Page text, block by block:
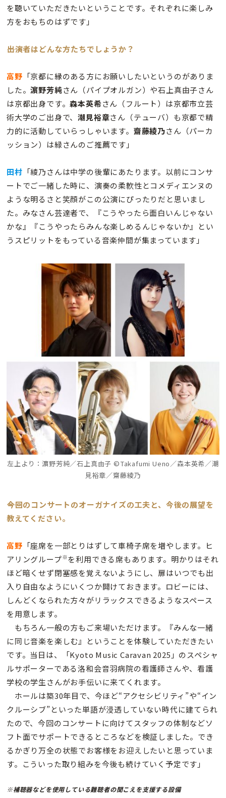
を聴いていただきたいということです。それぞれに楽しみ
方をおもちのはずです」
――出演者はどんな方たちでしょうか？
高野 「京都に縁のある方にお願いしたいというのがありま
した。濵野芳純さん（パイプオルガン）や石上真由子さん
は京都出身です。森本英希さん（フルート）は京都市立芸
術大学のご出身で、潮見裕章さん（テューバ）も京都で精
力的に活動していらっしゃいます。 齋藤綾乃さん（パーカ
ッション）は緑さんのご推薦です」
田村 「綾乃さんは中学の後輩にあたります。以前にコンサ
ートでご一緒した時に、演奏の柔軟性とコメディエンヌの
ような明るさと笑顔がこの公演にぴったりだと思いまし
た。みなさん芸達者で、『こうやったら面白いんじゃない
かな』『こうやったらみんな楽しめるんじゃないか』とい
うスピリットをもっている音楽仲間が集まっています」
左上より：濵野芳純／石上真由子 ©Takafumi Ueno／森本英希／潮
見裕章／齋藤綾乃
――今回のコンサートのオーガナイズの工夫と、今後の展望を
教えてください。
高野 「座席を一部とりはずして車椅子席を増やします。ヒ
アリングループ※を利用できる席もあります。明かりはそれ
ほど暗くせず閉塞感を覚えないようにし、扉はいつでも出
入り自由なようにいくつか開けておきます。ロビーには、
しんどくなられた方々がリラックスできるようなスペース
を用意します。
もちろん一般の方もご来場いただけます。『みんな一緒
に同じ音楽を楽しむ』ということを体験していただきたい
です。当日は、「Kyoto Music Caravan 2025」のスペシャ
ルサポーターである洛和会音羽病院の看護師さんや、看護
学校の学生さんがお手伝いに来てくれます。
ホールは築30年目で、今ほど“アクセシビリティ”や“イン
クルーシブ”といった単語が浸透していない時代に建てられ
たので、今回のコンサートに向けてスタッフの体制などソ
フト面でサポートできるところなどを検証しました。でき
るかぎり万全の状態でお客様をお迎えしたいと思っていま
す。こういった取り組みを今後も続けていく予定です」
※補聴器などを使用している難聴者の聞こえを支援する設備